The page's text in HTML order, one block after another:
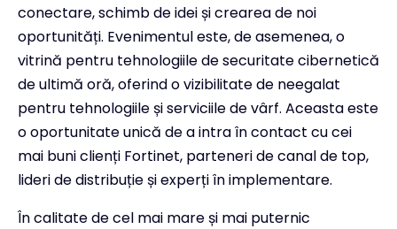
conectare, schimb de idei și crearea de noi
oportunități. Evenimentul este, de asemenea, o
vitrină pentru tehnologiile de securitate cibernetică
de ultimă oră, oferind o vizibilitate de neegalat
pentru tehnologiile și serviciile de vârf. Aceasta este
o oportunitate unică de a intra în contact cu cei
mai buni clienți Fortinet, parteneri de canal de top,
lideri de distribuție și experți în implementare.
În calitate de cel mai mare și mai puternic